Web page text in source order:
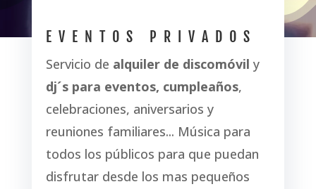
EVENTOS PRIVADOS
Servicio de alquiler de discomóvil y
dj´s para eventos, cumpleaños,
celebraciones, aniversarios y
reuniones familiares... Música para
todos los públicos para que puedan
disfrutar desde los mas pequeños